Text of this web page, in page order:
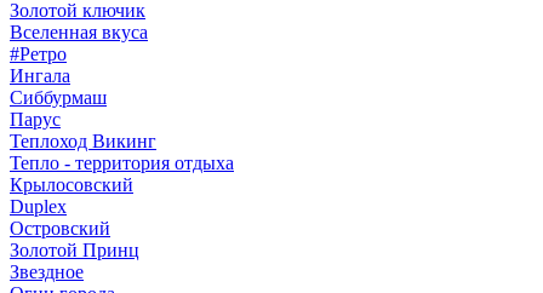
Золотой ключик
Вселенная вкуса
#Ретро
Ингала
Сиббурмаш
Парус
Теплоход Викинг
Тепло - территория отдыха
Крылосовский
Duplex
Островский
Золотой Принц
Звездное